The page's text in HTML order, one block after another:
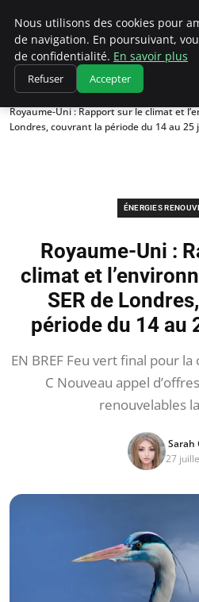
Climatedebtagents
Accueil
Énergies Renouvelables
Royaume-Uni : Rapport sur le climat et
Londres, couvrant la période du 14 au 25
ÉNERGIES
Royaume-Uni :
climat et
SER de
période du 14 au
EN BREF Feu vert final pour
C Nouveau appel
renouvelables
Sarah
27
Nous utilisons des cookies pour
de navigation. En poursuivant,
de confidentialité. En savoir plus
Refuser Accepter